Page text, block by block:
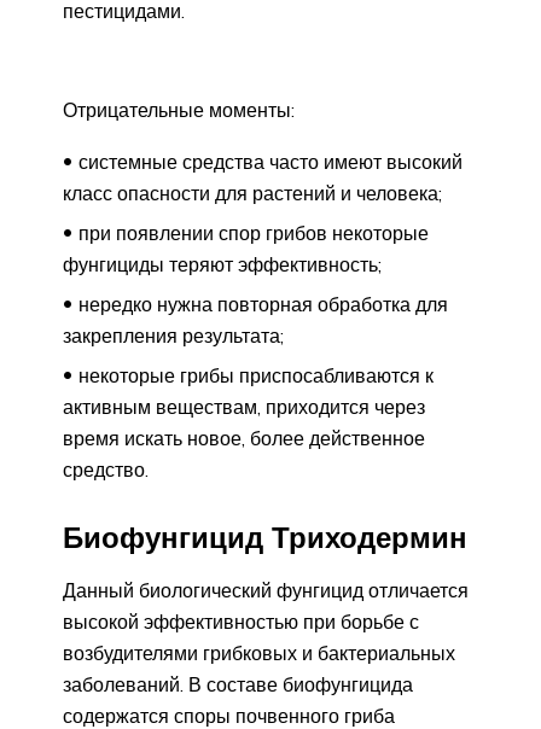
пестицидами.
Отрицательные моменты:
системные средства часто имеют высокий
класс опасности для растений и человека;
при появлении спор грибов некоторые
фунгициды теряют эффективность;
нередко нужна повторная обработка для
закрепления результата;
некоторые грибы приспосабливаются к
активным веществам, приходится через
время искать новое, более действенное
средство.
Биофунгицид Триходермин
Данный биологический фунгицид отличается
высокой эффективностью при борьбе с
возбудителями грибковых и бактериальных
заболеваний. В составе биофунгицида
содержатся споры почвенного гриба